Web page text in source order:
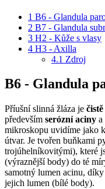
1 B6 - Glandula
2 B7 - Glandula
3 H2 - Kůže s vlasy
4 H3 - Axilla
4.1 Zdroj
B6 - Glandula
Příušní slinná žláza je
především serózní aciny a
mikroskopu uvidíme jako
útvar. Je tvořen buňkami
trojúhelníkovitými), které
(výraznější body) do té
samotný lumen acinu,
jejich lumen (bílé body).